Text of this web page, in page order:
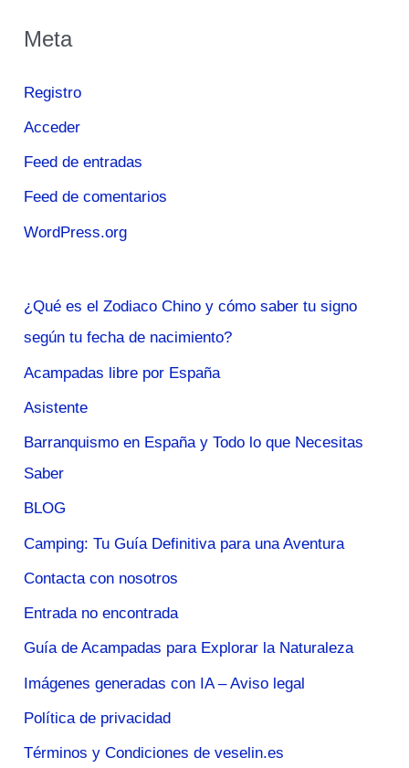
Meta
Registro
Acceder
Feed de entradas
Feed de comentarios
WordPress.org
¿Qué es el Zodiaco Chino y cómo saber tu signo
según tu fecha de nacimiento?
Acampadas libre por España
Asistente
Barranquismo en España y Todo lo que Necesitas
Saber
BLOG
Camping: Tu Guía Definitiva para una Aventura
Contacta con nosotros
Entrada no encontrada
Guía de Acampadas para Explorar la Naturaleza
Imágenes generadas con IA – Aviso legal
Política de privacidad
Términos y Condiciones de veselin.es